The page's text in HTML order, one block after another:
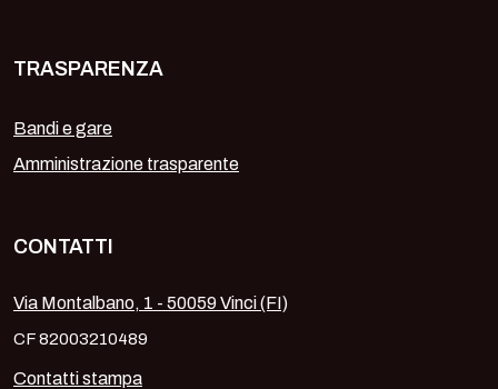
TRASPARENZA
Bandi e gare
Amministrazione trasparente
CONTATTI
Via Montalbano, 1 - 50059 Vinci (FI)
CF 82003210489
Contatti stampa